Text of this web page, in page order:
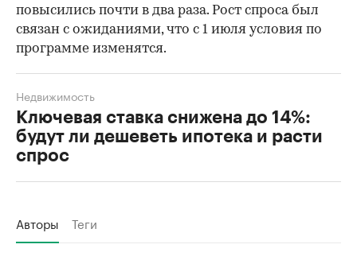
повысились почти в два раза. Рост спроса был
связан с ожиданиями, что с 1 июля условия по
программе изменятся.
Ключевая ставка снижена до 14%:
будут ли дешеветь ипотека и расти
спрос
Недвижимость
Авторы Теги